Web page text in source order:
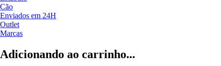
Cão
Enviados em 24H
Outlet
Marcas
Adicionando ao carrinho...